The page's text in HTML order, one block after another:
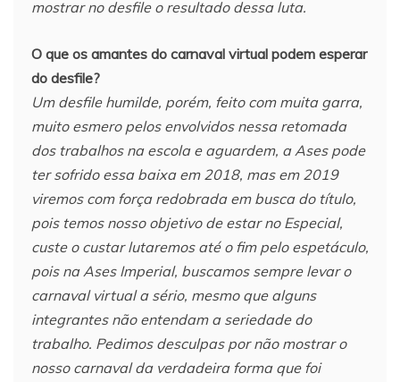
mostrar no desfile o resultado dessa luta.
O que os amantes do carnaval virtual podem esperar
do desfile?
Um desfile humilde, porém, feito com muita garra,
muito esmero pelos envolvidos nessa retomada
dos trabalhos na escola e aguardem, a Ases pode
ter sofrido essa baixa em 2018, mas em 2019
viremos com força redobrada em busca do título,
pois temos nosso objetivo de estar no Especial,
custe o custar lutaremos até o fim pelo espetáculo,
pois na Ases Imperial, buscamos sempre levar o
carnaval virtual a sério, mesmo que alguns
integrantes não entendam a seriedade do
trabalho. Pedimos desculpas por não mostrar o
nosso carnaval da verdadeira forma que foi